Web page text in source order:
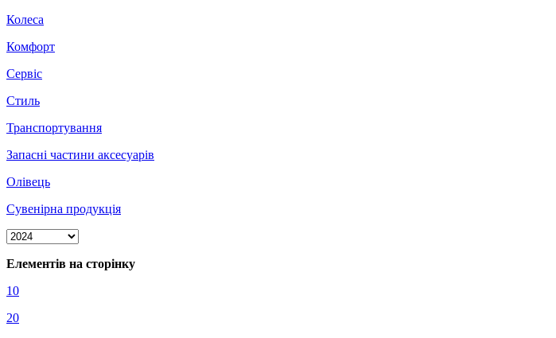
Колеса
Комфорт
Сервіс
Стиль
Транспортування
Запасні частини аксесуарів
Олівець
Сувенірна продукція
Елементів на сторінку
10
20